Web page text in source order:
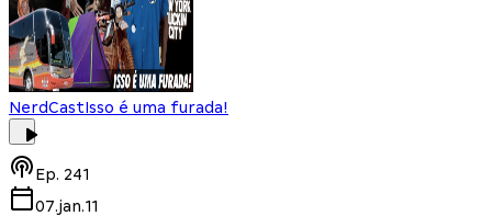
NerdCastIsso é uma furada!
Ep. 241
07.jan.11